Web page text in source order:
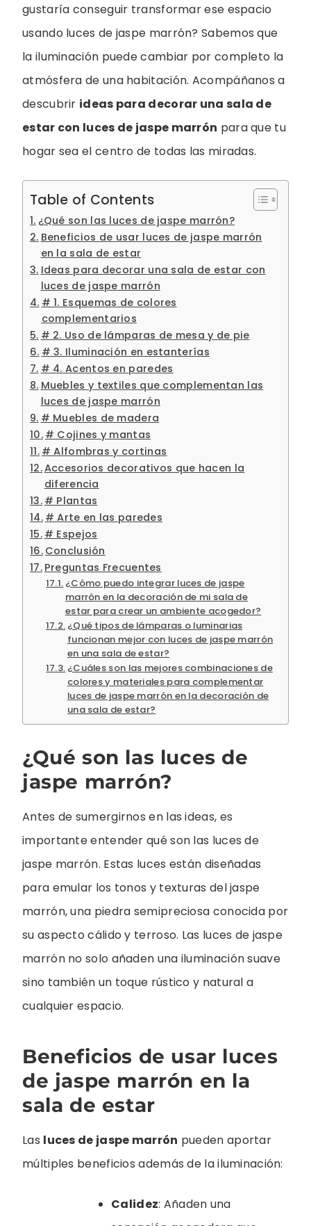
gustaría conseguir transformar ese espacio
usando luces de jaspe marrón? Sabemos que
la iluminación puede cambiar por completo la
atmósfera de una habitación. Acompáñanos a
descubrir ideas para decorar una sala de
estar con luces de jaspe marrón para que tu
hogar sea el centro de todas las miradas.
Table of Contents
¿Qué son las luces de jaspe marrón?
Beneficios de usar luces de jaspe marrón
en la sala de estar
Ideas para decorar una sala de estar con
luces de jaspe marrón
# 1. Esquemas de colores
complementarios
# 2. Uso de lámparas de mesa y de pie
# 3. Iluminación en estanterías
# 4. Acentos en paredes
Muebles y textiles que complementan las
luces de jaspe marrón
# Muebles de madera
# Cojines y mantas
# Alfombras y cortinas
Accesorios decorativos que hacen la
diferencia
# Plantas
# Arte en las paredes
# Espejos
Conclusión
Preguntas Frecuentes
¿Cómo puedo integrar luces de jaspe
marrón en la decoración de mi sala de
estar para crear un ambiente acogedor?
¿Qué tipos de lámparas o luminarias
funcionan mejor con luces de jaspe marrón
en una sala de estar?
¿Cuáles son las mejores combinaciones de
colores y materiales para complementar
luces de jaspe marrón en la decoración de
una sala de estar?
¿Qué son las luces de
jaspe marrón?
Antes de sumergirnos en las ideas, es
importante entender qué son las luces de
jaspe marrón. Estas luces están diseñadas
para emular los tonos y texturas del jaspe
marrón, una piedra semipreciosa conocida por
su aspecto cálido y terroso. Las luces de jaspe
marrón no solo añaden una iluminación suave
sino también un toque rústico y natural a
cualquier espacio.
Beneficios de usar luces
de jaspe marrón en la
sala de estar
Las luces de jaspe marrón pueden aportar
múltiples beneficios además de la iluminación:
Calidez: Añaden una